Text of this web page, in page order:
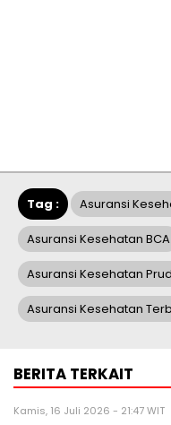
Tag : Asuransi
Asuransi Kesehatan BCA
Asuransi Kesehatan
Asuransi Kesehatan
BERITA TERKAIT
Kamis, 16 Juli 2026 - 21:47 WIT